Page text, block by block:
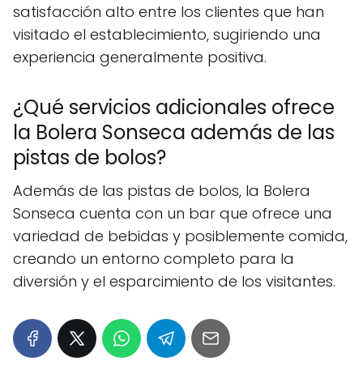
satisfacción alto entre los clientes que han
visitado el establecimiento, sugiriendo una
experiencia generalmente positiva.
¿Qué servicios adicionales ofrece
la Bolera Sonseca además de las
pistas de bolos?
Además de las pistas de bolos, la Bolera
Sonseca cuenta con un bar que ofrece una
variedad de bebidas y posiblemente comida,
creando un entorno completo para la
diversión y el esparcimiento de los visitantes.